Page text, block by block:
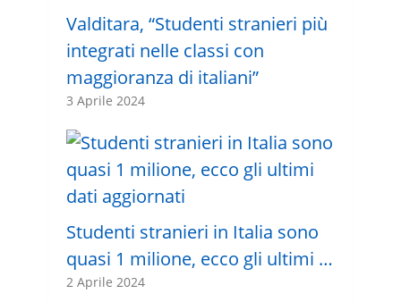
Valditara, “Studenti stranieri più
integrati nelle classi con
maggioranza di italiani”
3 Aprile 2024
Studenti stranieri in Italia sono
quasi 1 milione, ecco gli ultimi …
2 Aprile 2024